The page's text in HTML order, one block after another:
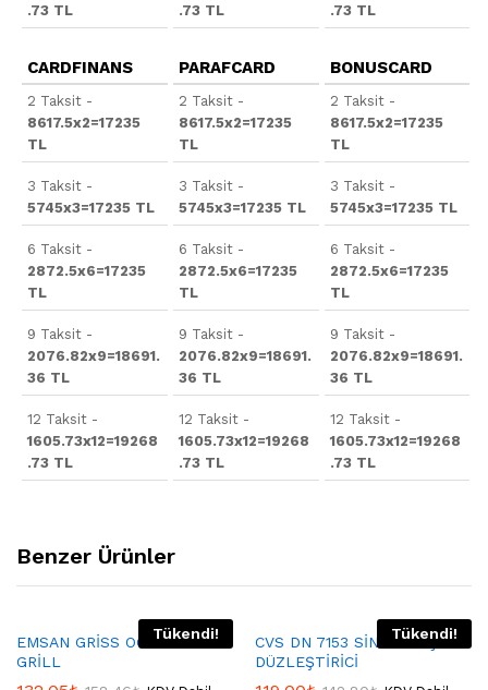
.73 TL
.73 TL
.73 TL
CARDFINANS
2 Taksit -
8617.5x2=17235
TL
3 Taksit -
5745x3=17235 TL
6 Taksit -
2872.5x6=17235
TL
9 Taksit -
2076.82x9=18691.
36 TL
12 Taksit -
1605.73x12=19268
.73 TL
PARAFCARD
2 Taksit -
8617.5x2=17235
TL
3 Taksit -
5745x3=17235 TL
6 Taksit -
2872.5x6=17235
TL
9 Taksit -
2076.82x9=18691.
36 TL
12 Taksit -
1605.73x12=19268
.73 TL
BONUSCARD
2 Taksit -
8617.5x2=17235
TL
3 Taksit -
5745x3=17235 TL
6 Taksit -
2872.5x6=17235
TL
9 Taksit -
2076.82x9=18691.
36 TL
12 Taksit -
1605.73x12=19268
.73 TL
Benzer Ürünler
Tükendi!
EMSAN GRİSS OCAK ÜSTÜ
GRİLL
Tükendi!
CVS DN 7153 SİNEM SAÇ
DÜZLEŞTİRİCİ